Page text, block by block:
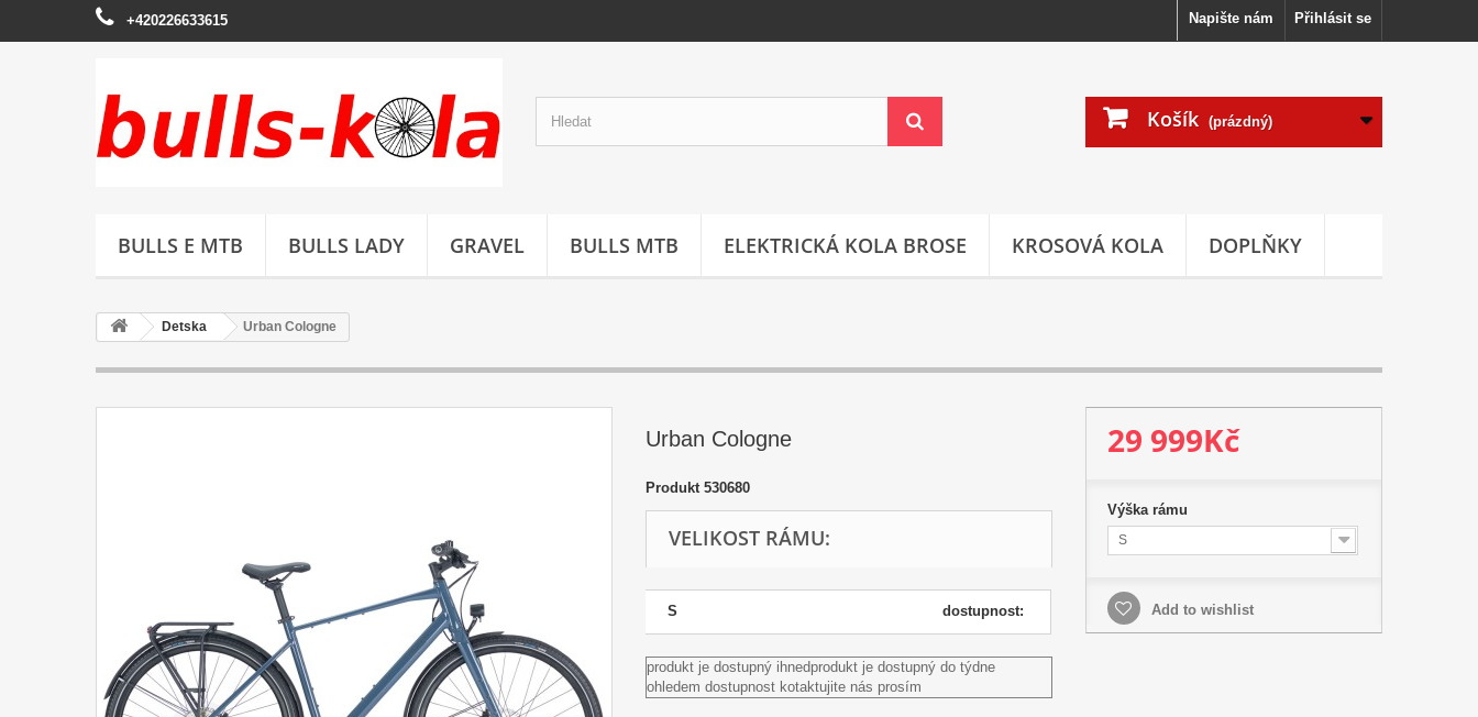
Přihlásit se
Napište nám
+420226633615
Košík (prázdný)
BULLS E MTB BULLS LADY GRAVEL BULLS MTB ELEKTRICKÁ KOLA BROSE KROSOVÁ KOLA DOPLŇKY
Detska Urban Cologne
Urban Cologne
Produkt 530680
VELIKOST RÁMU:
S dostupnost:
produkt je dostupný ihnedprodukt je dostupný do týdne
ohledem dostupnost kotaktujite nás prosím
29 999Kč
Výška rámu
S
Add to wishlist